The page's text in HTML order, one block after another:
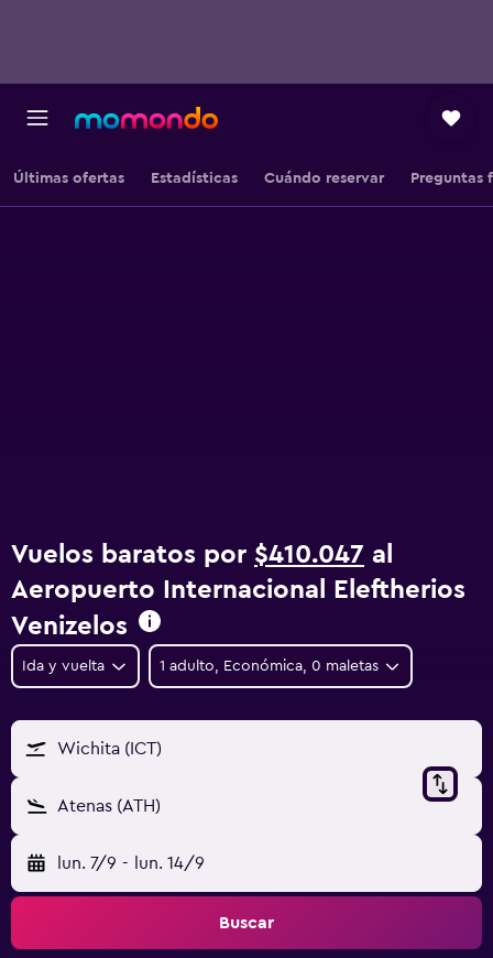
Últimas ofertas Estadísticas Cuándo reservar Preguntas
Vuelos baratos por $410.047 al
Aeropuerto Internacional Eleftherios
Venizelos
Ida y vuelta 1 adulto, Económica, 0 maletas
Wichita (ICT)
Atenas (ATH)
lun. 7/9 - lun. 14/9
Buscar